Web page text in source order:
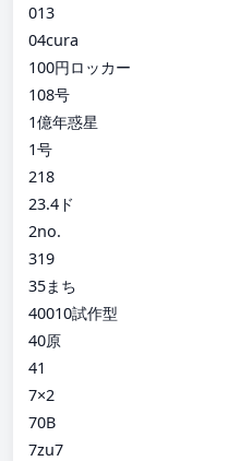
013
04cura
100円ロッカー
108号
1億年惑星
1号
218
23.4ド
2no.
319
35まち
40010試作型
40原
41
7×2
70B
7zu7